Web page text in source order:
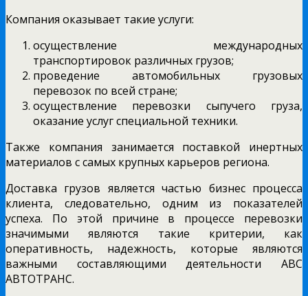
Компания оказывает такие услуги:
осуществление международных
транспортировок различных грузов;
проведение автомобильных грузовых
перевозок по всей стране;
осуществление перевозки сыпучего груза,
оказание услуг специальной техники.
Также компания занимается поставкой инертных
материалов с самых крупных карьеров региона.
Доставка грузов является частью бизнес процесса
клиента, следовательно, одним из показателей
успеха. По этой причине в процессе перевозки
значимыми являются такие критерии, как
оперативность, надежность, которые являются
важными составляющими деятельности АВС
АВТОТРАНС.